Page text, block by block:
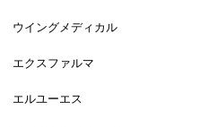
ウイングメディカル
エクスファルマ
エルユーエス